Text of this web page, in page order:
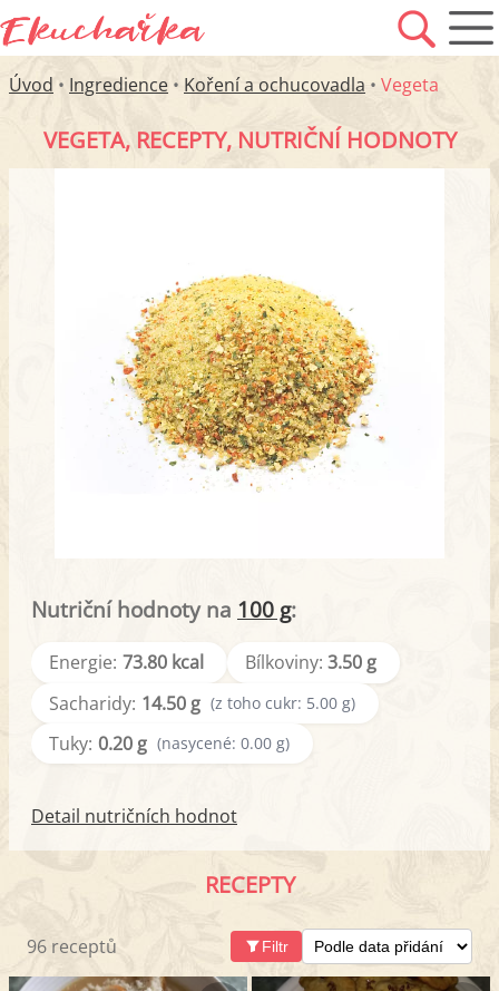
Úvod • Ingredience • Koření a ochucovadla • Vegeta
VEGETA, RECEPTY, NUTRIČNÍ HODNOTY
Nutriční hodnoty na 100 g:
Energie: 73.80 kcal Bílkoviny: 3.50 g
Sacharidy: 14.50 g (z toho cukr: 5.00 g)
Tuky: 0.20 g (nasycené: 0.00 g)
Detail nutričních hodnot
RECEPTY
96 receptů Filtr